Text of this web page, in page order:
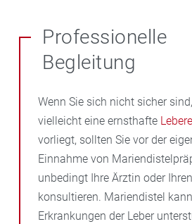
Professionelle
Begleitung
Wenn Sie sich nicht sicher
vielleicht eine ernsthafte
vorliegt, sollten Sie vor der
Einnahme von
unbedingt Ihre Ärztin oder
konsultieren. Mariendistel
Erkrankungen der Leber